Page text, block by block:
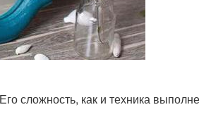
сложность, как и техника